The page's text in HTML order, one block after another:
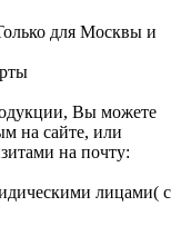
для Москвы и
Вы можете
на сайте, или
на почту:
лицами( с